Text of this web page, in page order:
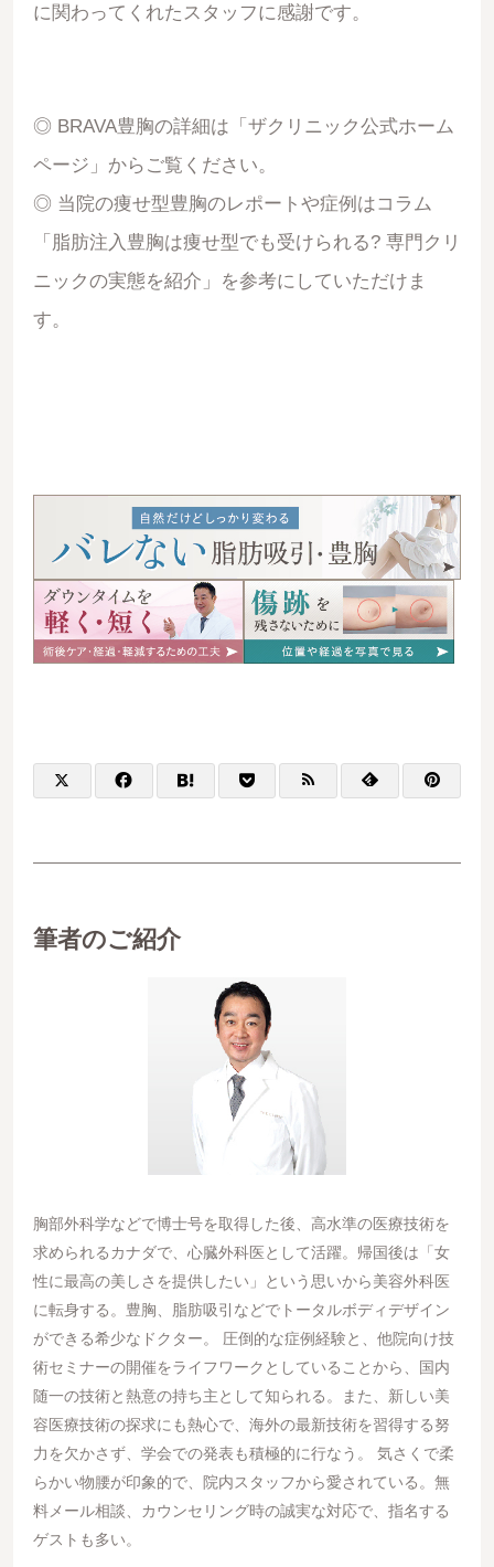
に関わってくれたスタッフに感謝です。
◎ BRAVA豊胸の詳細は「 ザクリニック公式ホーム
ページ 」からご覧ください。
◎ 当院の痩せ型豊胸のレポートや症例はコラム
「 脂肪注入豊胸は痩せ型でも受けられる? 専門クリ
ニックの実態を紹介 」を参考にしていただけま
す。
筆者のご紹介
胸部外科学などで博士号を取得した後、高水準の医療技術を
求められるカナダで、心臓外科医として活躍。帰国後は「女
性に最高の美しさを提供したい」という思いから美容外科医
に転身する。豊胸、脂肪吸引などでトータルボディデザイン
ができる希少なドクター。 圧倒的な症例経験と、他院向け技
術セミナーの開催をライフワークとしていることから、国内
随一の技術と熱意の持ち主として知られる。また、新しい美
容医療技術の探求にも熱心で、海外の最新技術を習得する努
力を欠かさず、学会での発表も積極的に行なう。 気さくで柔
らかい物腰が印象的で、院内スタッフから愛されている。無
料メール相談、カウンセリング時の誠実な対応で、指名する
ゲストも多い。